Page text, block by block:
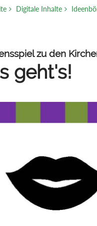
Digitale Inhalte
zu den
geht's!